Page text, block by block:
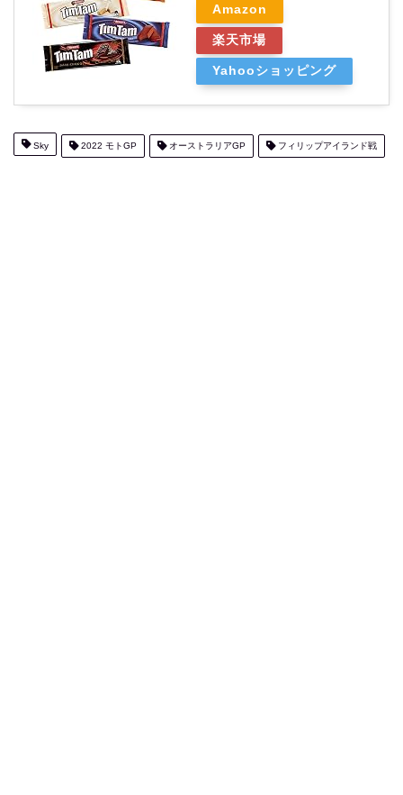
Amazon
楽天市場
Yahooショッピング
Sky 2022 モトGP オーストラリアGP フィリップアイランド戦